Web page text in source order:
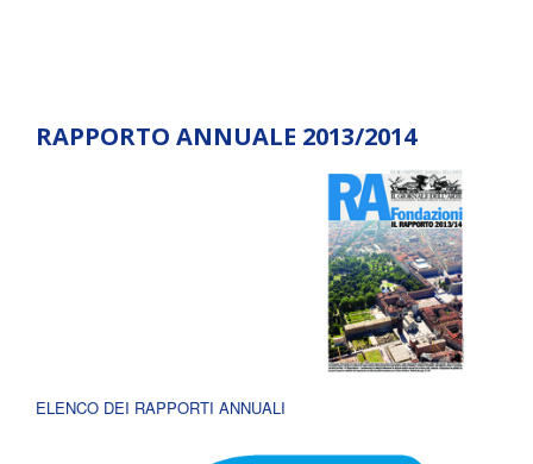
RAPPORTO ANNUALE 2013/2014
ELENCO DEI RAPPORTI ANNUALI